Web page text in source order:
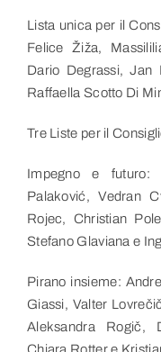
Lista unica per il
Felice Žiža,
Dario Degrassi, Jan
Raffaella Scotto Di
Tre Liste per il
Impegno e futuro:
Palaković, Vedran
Rojec, Christian
Stefano Glaviana e
Pirano insieme:
Giassi, Valter
Aleksandra Rogič,